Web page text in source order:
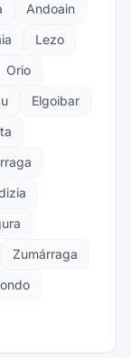
Andoain
Lezo
Orio
Elgoibar
Zumárraga